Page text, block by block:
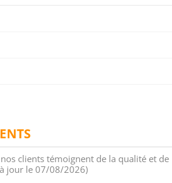
clients témoignent de la qualité et de
jour le 07/08/2026)